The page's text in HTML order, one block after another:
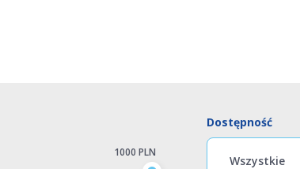
1000 PLN
Dostępność